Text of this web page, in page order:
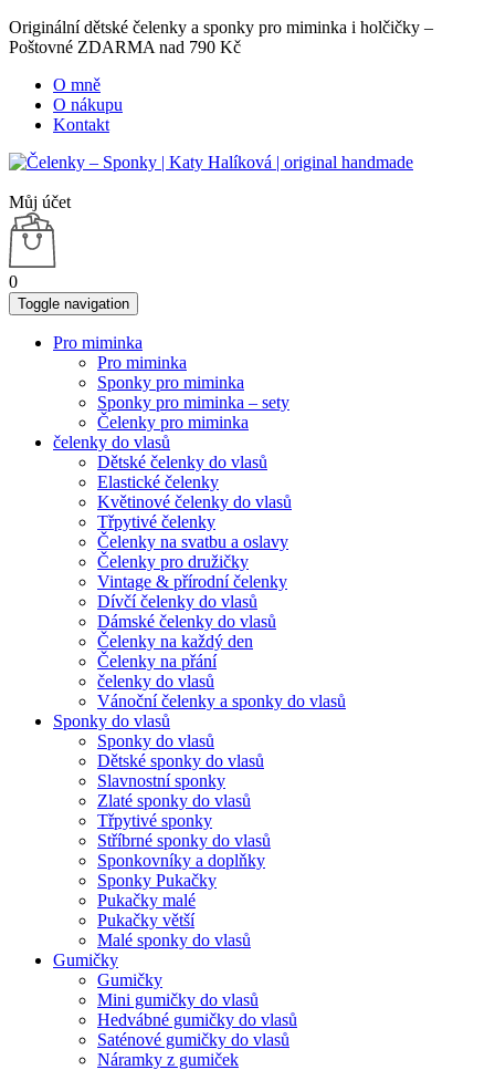
Originální dětské čelenky a sponky pro miminka i holčičky –
Poštovné ZDARMA nad 790 Kč
O mně
O nákupu
Kontakt
Můj účet
0
Toggle navigation
Pro miminka
Pro miminka
Sponky pro miminka
Sponky pro miminka – sety
Čelenky pro miminka
čelenky do vlasů
Dětské čelenky do vlasů
Elastické čelenky
Květinové čelenky do vlasů
Třpytivé čelenky
Čelenky na svatbu a oslavy
Čelenky pro družičky
Vintage & přírodní čelenky
Dívčí čelenky do vlasů
Dámské čelenky do vlasů
Čelenky na každý den
Čelenky na přání
čelenky do vlasů
Vánoční čelenky a sponky do vlasů
Sponky do vlasů
Sponky do vlasů
Dětské sponky do vlasů
Slavnostní sponky
Zlaté sponky do vlasů
Třpytivé sponky
Stříbrné sponky do vlasů
Sponkovníky a doplňky
Sponky Pukačky
Pukačky malé
Pukačky větší
Malé sponky do vlasů
Gumičky
Gumičky
Mini gumičky do vlasů
Hedvábné gumičky do vlasů
Saténové gumičky do vlasů
Náramky z gumiček